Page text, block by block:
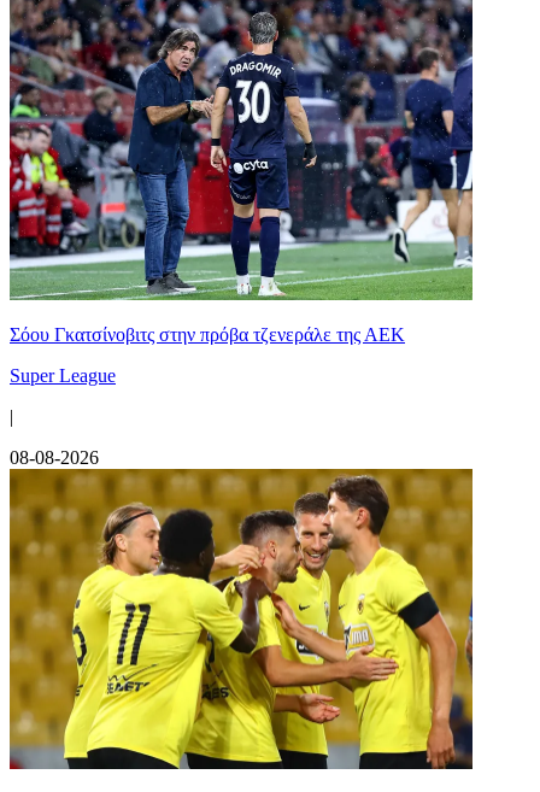
Σόου Γκατσίνοβιτς στην πρόβα τζενεράλε της ΑΕΚ
Super League
|
08-08-2026